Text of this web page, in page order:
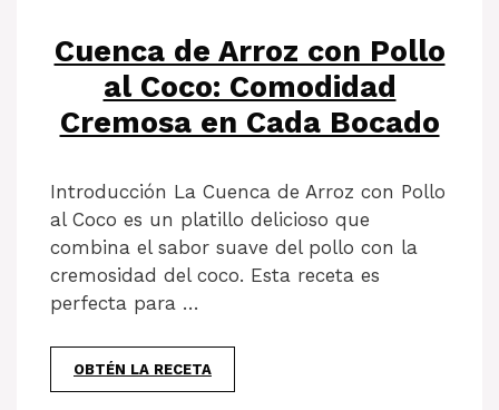
Cuenca de Arroz con Pollo
al Coco: Comodidad
Cremosa en Cada Bocado
Introducción La Cuenca de Arroz con Pollo
al Coco es un platillo delicioso que
combina el sabor suave del pollo con la
cremosidad del coco. Esta receta es
perfecta para …
OBTÉN LA RECETA